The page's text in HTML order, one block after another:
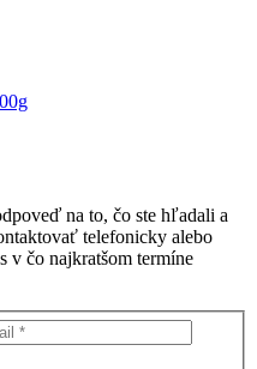
na to, čo ste hľadali a
telefonicky alebo
v čo najkratšom termíne